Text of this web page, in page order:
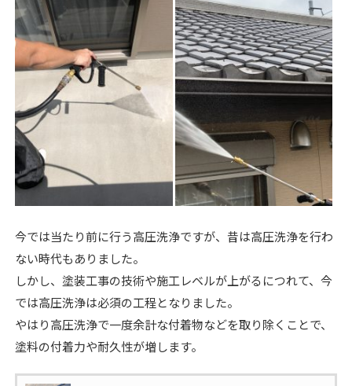
今では当たり前に行う高圧洗浄ですが、昔は高圧洗浄を行わ
ない時代もありました。
しかし、塗装工事の技術や施工レベルが上がるにつれて、今
では高圧洗浄は必須の工程となりました。
やはり高圧洗浄で一度余計な付着物などを取り除くことで、
塗料の付着力や耐久性が増します。